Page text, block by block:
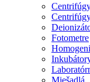
Fotometre
Miešadlá